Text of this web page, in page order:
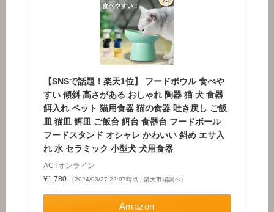
【SNSで話題！楽天1位】 フードボウル 食べや
すい 傾斜 高さがある おしゃれ 陶器 猫 犬 食器
餌入れ ペット 猫用食器 猫の食器 吐き戻し ご飯
皿 猫皿 餌皿 ご飯台 餌台 食器台 フードボール
フードスタンド オシャレ かわいい 斜め エサ入
れ 水 セラミック 小型犬 犬用食器
ACTオンライン
¥1,780
（2024/03/27 22:07時点 | 楽天市場調べ）
Amazon